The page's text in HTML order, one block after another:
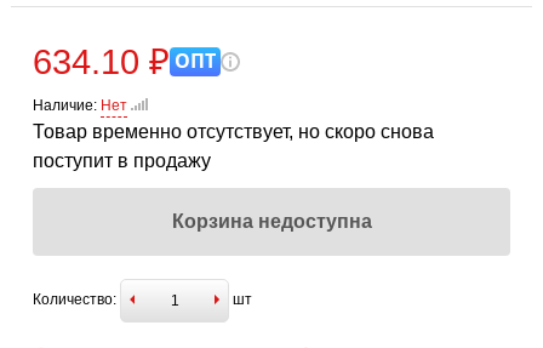
634.10 ₽ ОПТ
Наличие: Нет
Товар временно отсутствует, но скоро снова
поступит в продажу
Корзина недоступна
Количество: шт